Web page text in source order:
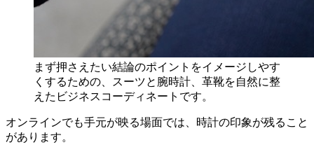
まず押さえたい結論のポイントをイメージしやす
くするための、スーツと腕時計、革靴を自然に整
えたビジネスコーディネートです。
オンラインでも手元が映る場面では、時計の印象が残ること
があります。